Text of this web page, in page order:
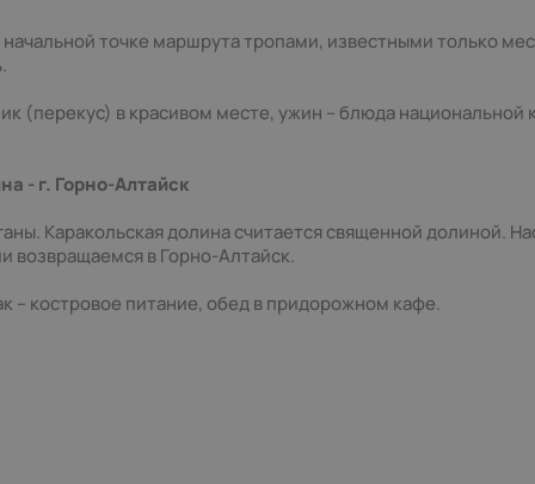
точке маршрута тропами, известными только
(перекус) в красивом месте, ужин – блюда национальной
- г. Горно-Алтайск
Каракольская долина считается священной долиной.
возвращаемся в Горно-Алтайск.
– костровое питание, обед в придорожном кафе.